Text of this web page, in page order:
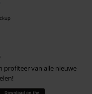
profiteer van alle nieuwe